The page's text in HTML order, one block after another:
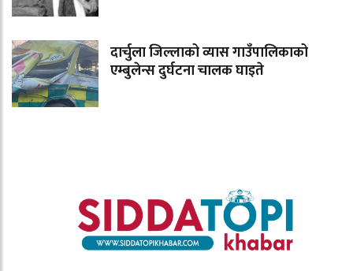
दार्चुला जिल्लाको व्यास गाउँपालिकाको
एम्बुलेन्स दुर्घटना चालक घाइते